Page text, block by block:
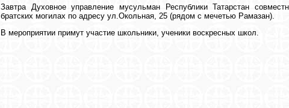
Завтра Духовное управление мусульман Республики Татарстан
братских могилах по адресу ул.Окольная, 25 (рядом с мечетью Рамазан).
В мероприятии примут участие школьники, ученики воскресных школ.